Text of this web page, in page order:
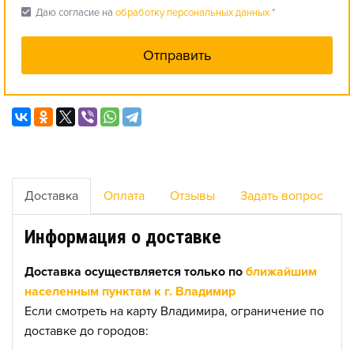
check_box Даю согласие на обработку персональных данных*
Доставка Оплата Отзывы Задать вопрос
Информация о доставке
Доставка осуществляется только по ближайшим
населенным пунктам к г. Владимир
Если смотреть на карту Владимира, ограничение по
доставке до городов: